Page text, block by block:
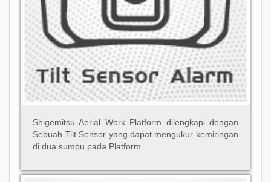
Shigemitsu Aerial Work Platform dilengkapi dengan
Sebuah Tilt Sensor yang dapat mengukur kemiringan
di dua sumbu pada Platform.